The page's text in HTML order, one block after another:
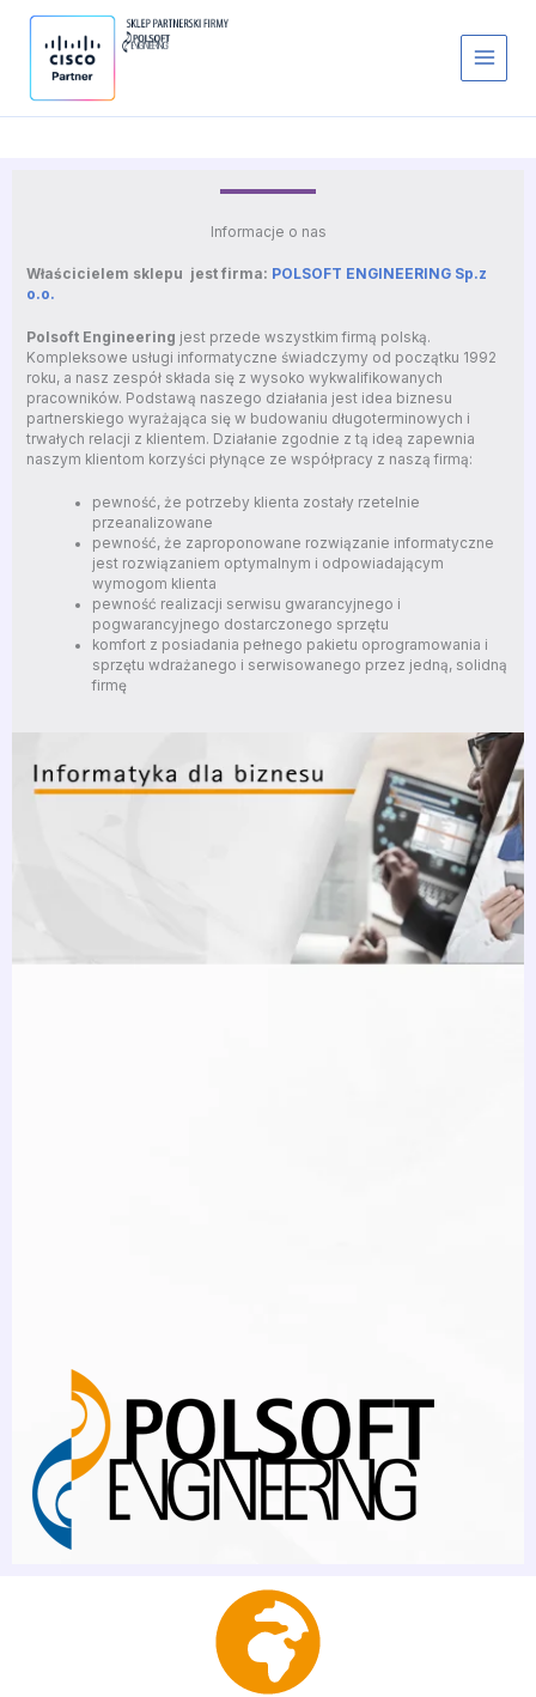
Informacje o nas
Właścicielem sklepu jest firma: POLSOFT ENGINEERING Sp.z
o.o.
Polsoft Engineering jest przede wszystkim firmą polską.
Kompleksowe usługi informatyczne świadczymy od początku 1992
roku, a nasz zespół składa się z wysoko wykwalifikowanych
pracowników. Podstawą naszego działania jest idea biznesu
partnerskiego wyrażająca się w budowaniu długoterminowych i
trwałych relacji z klientem. Działanie zgodnie z tą ideą zapewnia
naszym klientom korzyści płynące ze współpracy z naszą firmą:
pewność, że potrzeby klienta zostały rzetelnie
przeanalizowane
pewność, że zaproponowane rozwiązanie informatyczne
jest rozwiązaniem optymalnym i odpowiadającym
wymogom klienta
pewność realizacji serwisu gwarancyjnego i
pogwarancyjnego dostarczonego sprzętu
komfort z posiadania pełnego pakietu oprogramowania i
sprzętu wdrażanego i serwisowanego przez jedną, solidną
firmę